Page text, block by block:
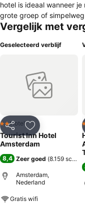
hotel is ideaal wanneer
grote groep of
bezoeken samen met
gevarieerd aanbod aan
een uitgebreid
Vergelijk met
Geselecteerd verblijf
Delen Toevoegen
2 Sterren
Hotel
Tourist Inn Hotel
Amsterdam
8,4 Zeer goed (8.159 scores
Amsterdam,
Nederland
Gratis wifi